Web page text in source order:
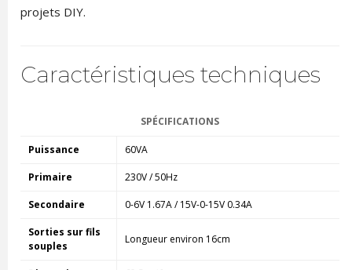
projets DIY.
Caractéristiques techniques
SPÉCIFICATIONS
Puissance 60VA
Primaire 230V / 50Hz
Secondaire 0-6V 1.67A / 15V-0-15V 0.34A
Sorties sur fils
souples
Longueur environ 16cm